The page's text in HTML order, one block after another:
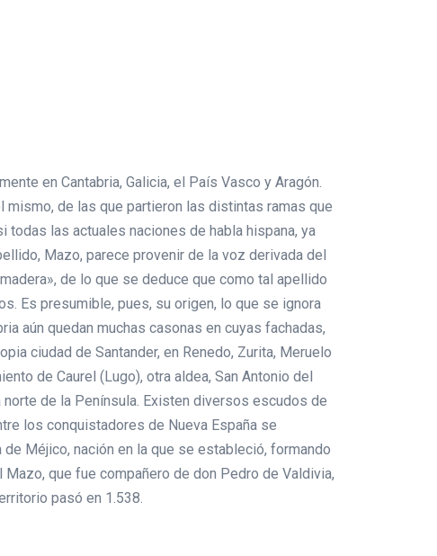
en Cantabria, Galicia, el País Vasco y Aragón.
de las que partieron las distintas ramas que
las actuales naciones de habla hispana, ya
Mazo, parece provenir de la voz derivada del
de lo que se deduce que como tal apellido
Es presumible, pues, su origen, lo que se ignora
aún quedan muchas casonas en cuyas fachadas,
ciudad de Santander, en Renedo, Zurita, Meruelo
de Caurel (Lugo), otra aldea, San Antonio del
de la Península. Existen diversos escudos de
los conquistadores de Nueva España se
Méjico, nación en la que se estableció, formando
que fue compañero de don Pedro de Valdivia,
pasó en 1.538.